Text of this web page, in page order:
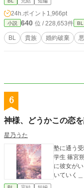
24h.ポイント 1,966pt
小説 640 位 / 228,653件 BL
BL 貴族 婚約破棄
6
神様、どうかこの恋を
星乃うた
塾に通う
学生 篠宮
に彼女が
いていく＿